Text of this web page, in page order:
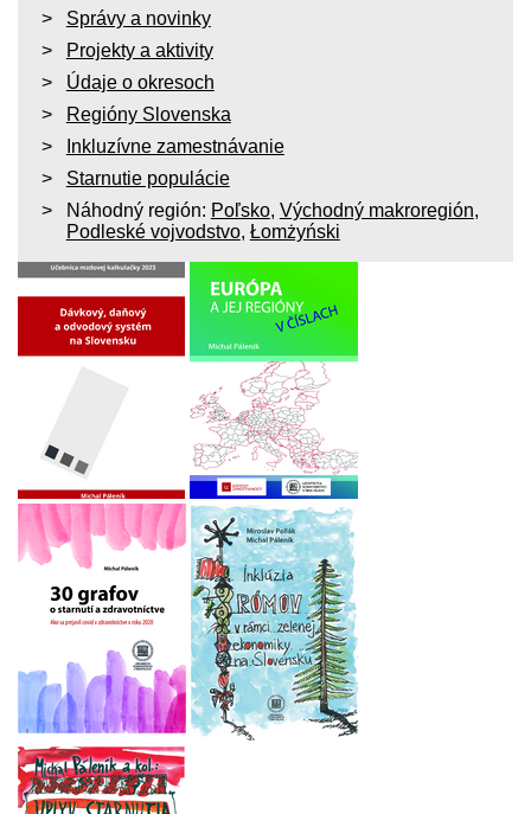
Správy a novinky
Projekty a aktivity
Údaje o okresoch
Regióny Slovenska
Inkluzívne zamestnávanie
Starnutie populácie
Náhodný región: Poľsko, Východný makroregión,
Podleské vojvodstvo, Łomżyński